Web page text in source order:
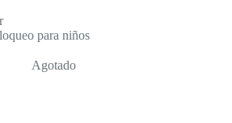
para niños
Agotado